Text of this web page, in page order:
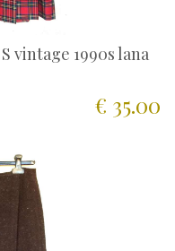
vintage 1990s lana
€ 35.00